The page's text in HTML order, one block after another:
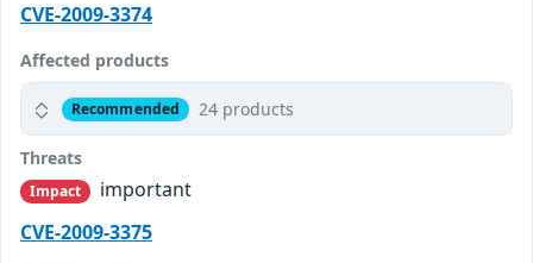
CVE-2009-3374
Affected products
Recommended 24 products
Threats
Impact
important
CVE-2009-3375